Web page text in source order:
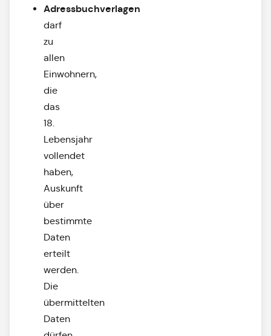
Adressbuchverlagen
darf
zu
allen
Einwohnern,
die
das
18.
Lebensjahr
vollendet
haben,
Auskunft
über
bestimmte
Daten
erteilt
werden.
Die
übermittelten
Daten